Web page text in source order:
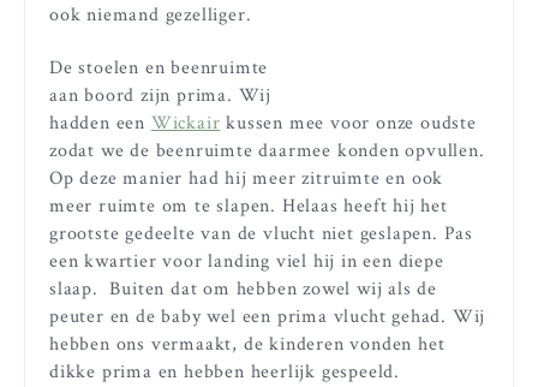
ook niemand gezelliger.
De stoelen en beenruimte
aan boord zijn prima. Wij
hadden eenWickairkussen mee voor onze oudste
zodat we de beenruimte daarmee konden opvullen.
Op deze manier had hij meer zitruimte en ook
meer ruimte om te slapen. Helaas heeft hij het
grootste gedeelte van de vlucht niet geslapen. Pas
een kwartier voor landing viel hij in een diepe
slaap. Buiten dat om hebben zowel wij als de
peuter en de baby wel een prima vlucht gehad. Wij
hebben ons vermaakt, de kinderen vonden het
dikke prima en hebben heerlijk gespeeld.